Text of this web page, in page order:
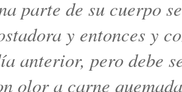
parte de su cuerpo
y entonces y
anterior, pero debe
olor a carne